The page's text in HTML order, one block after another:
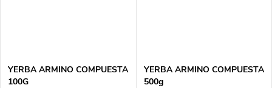
YERBA ARMINO COMPUESTA
100G
YERBA ARMINO COMPUESTA
500g